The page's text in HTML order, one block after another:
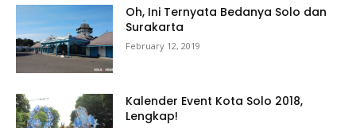
Oh, Ini Ternyata Bedanya Solo dan
Surakarta
February 12, 2019
Kalender Event Kota Solo 2018,
Lengkap!